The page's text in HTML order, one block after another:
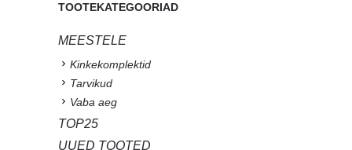
TOOTEKATEGOORIAD
MEESTELE
Kinkekomplektid
Tarvikud
Vaba aeg
TOP25
UUED TOOTED